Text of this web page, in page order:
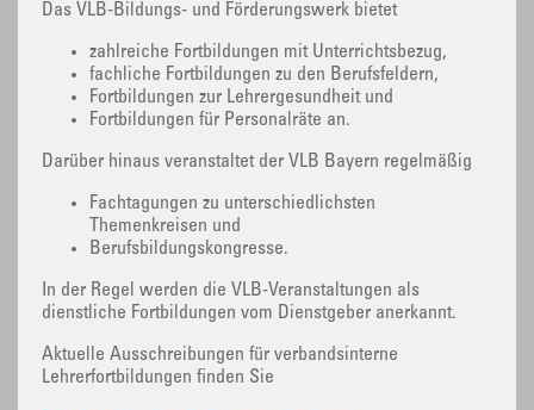
Das VLB-Bildungs- und Förderungswerk bietet
zahlreiche Fortbildungen mit Unterrichtsbezug,
fachliche Fortbildungen zu den Berufsfeldern,
Fortbildungen zur Lehrergesundheit und
Fortbildungen für Personalräte an.
Darüber hinaus veranstaltet der VLB Bayern regelmäßig
Fachtagungen zu unterschiedlichsten
Themenkreisen und
Berufsbildungskongresse.
In der Regel werden die VLB-Veranstaltungen als
dienstliche Fortbildungen vom Dienstgeber anerkannt.
Aktuelle Ausschreibungen für verbandsinterne
Lehrerfortbildungen finden Sie